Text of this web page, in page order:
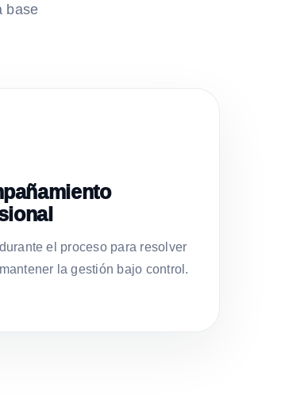
base
el proceso para resolver
la gestión bajo control.